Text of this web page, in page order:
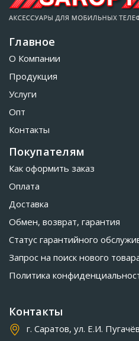
Главное
О Компании
Продукция
Услуги
Опт
Контакты
Покупателям
Как оформить заказ
Оплата
Доставка
Обмен, возврат, гарантия
Статус гарантийного
Запрос на поиск нового
Политика
Контакты
г. Саратов, ул. Е.И.